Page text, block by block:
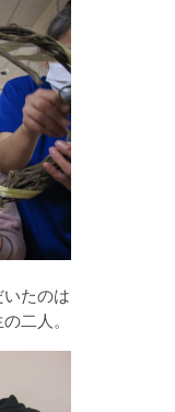
たのは
二人。